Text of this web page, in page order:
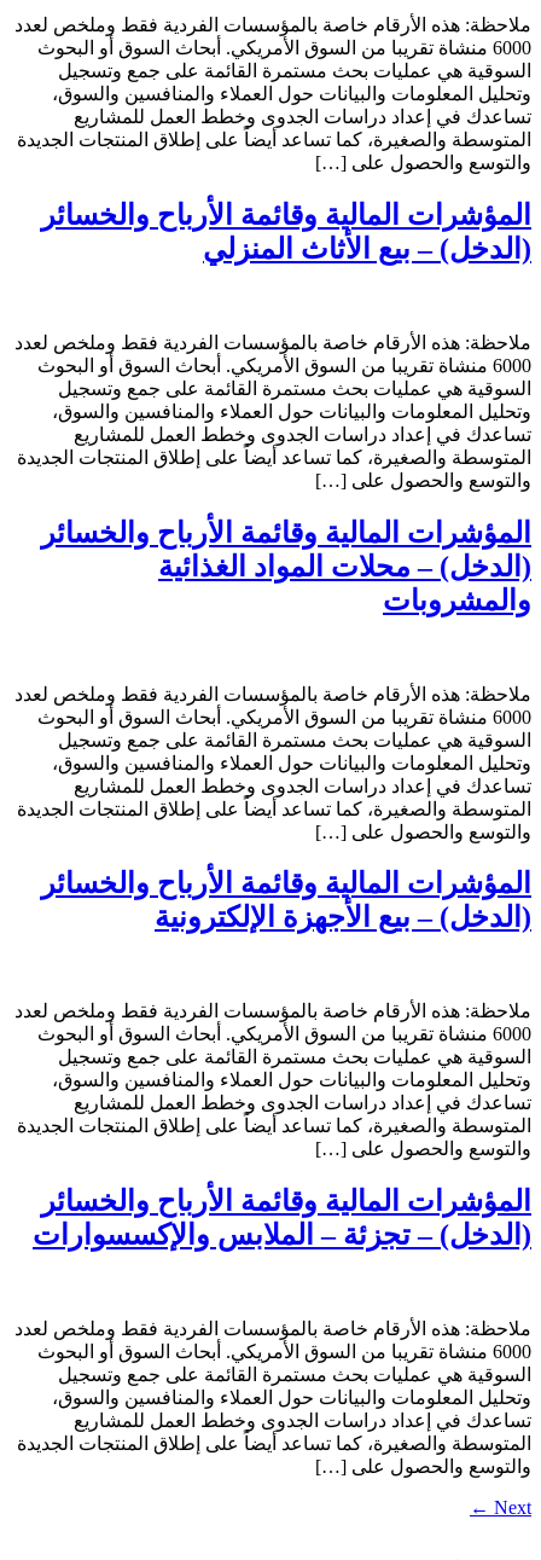
ملاحظة: هذه الأرقام خاصة بالمؤسسات الفردية فقط وملخص لعدد
6000 منشاة تقريبا من السوق الأمريكي. أبحاث السوق أو البحوث
السوقية هي عمليات بحث مستمرة القائمة على جمع وتسجيل
وتحليل المعلومات والبيانات حول العملاء والمنافسين والسوق،
تساعدك في إعداد دراسات الجدوى وخطط العمل للمشاريع
المتوسطة والصغيرة، كما تساعد أيضاً على إطلاق المنتجات الجديدة
والتوسع والحصول على […]
المؤشرات المالية وقائمة الأرباح والخسائر
(الدخل) – بيع الأثاث المنزلي
ملاحظة: هذه الأرقام خاصة بالمؤسسات الفردية فقط وملخص لعدد
6000 منشاة تقريبا من السوق الأمريكي. أبحاث السوق أو البحوث
السوقية هي عمليات بحث مستمرة القائمة على جمع وتسجيل
وتحليل المعلومات والبيانات حول العملاء والمنافسين والسوق،
تساعدك في إعداد دراسات الجدوى وخطط العمل للمشاريع
المتوسطة والصغيرة، كما تساعد أيضاً على إطلاق المنتجات الجديدة
والتوسع والحصول على […]
المؤشرات المالية وقائمة الأرباح والخسائر
(الدخل) – محلات المواد الغذائية
والمشروبات
ملاحظة: هذه الأرقام خاصة بالمؤسسات الفردية فقط وملخص لعدد
6000 منشاة تقريبا من السوق الأمريكي. أبحاث السوق أو البحوث
السوقية هي عمليات بحث مستمرة القائمة على جمع وتسجيل
وتحليل المعلومات والبيانات حول العملاء والمنافسين والسوق،
تساعدك في إعداد دراسات الجدوى وخطط العمل للمشاريع
المتوسطة والصغيرة، كما تساعد أيضاً على إطلاق المنتجات الجديدة
والتوسع والحصول على […]
المؤشرات المالية وقائمة الأرباح والخسائر
(الدخل) – بيع الأجهزة الإلكترونية
ملاحظة: هذه الأرقام خاصة بالمؤسسات الفردية فقط وملخص لعدد
6000 منشاة تقريبا من السوق الأمريكي. أبحاث السوق أو البحوث
السوقية هي عمليات بحث مستمرة القائمة على جمع وتسجيل
وتحليل المعلومات والبيانات حول العملاء والمنافسين والسوق،
تساعدك في إعداد دراسات الجدوى وخطط العمل للمشاريع
المتوسطة والصغيرة، كما تساعد أيضاً على إطلاق المنتجات الجديدة
والتوسع والحصول على […]
المؤشرات المالية وقائمة الأرباح والخسائر
(الدخل) – تجزئة – الملابس والإكسسوارات
ملاحظة: هذه الأرقام خاصة بالمؤسسات الفردية فقط وملخص لعدد
6000 منشاة تقريبا من السوق الأمريكي. أبحاث السوق أو البحوث
السوقية هي عمليات بحث مستمرة القائمة على جمع وتسجيل
وتحليل المعلومات والبيانات حول العملاء والمنافسين والسوق،
تساعدك في إعداد دراسات الجدوى وخطط العمل للمشاريع
المتوسطة والصغيرة، كما تساعد أيضاً على إطلاق المنتجات الجديدة
والتوسع والحصول على […]
Next
←